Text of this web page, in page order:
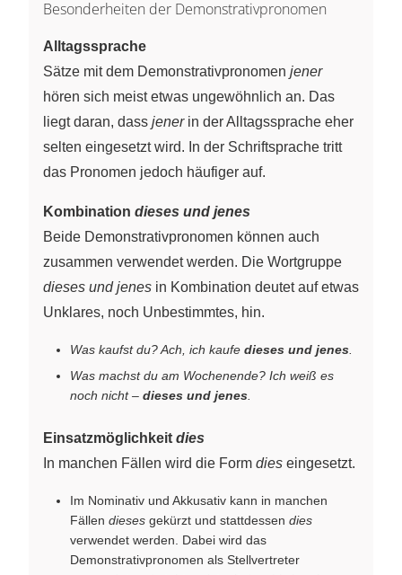
Besonderheiten der Demonstrativpronomen
Alltagssprache
Sätze mit dem Demonstrativpronomen jener
hören sich meist etwas ungewöhnlich an. Das
liegt daran, dass jenerin der Alltagssprache eher
selten eingesetzt wird. In der Schriftsprache tritt
das Pronomen jedoch häufiger auf.
Kombination dieses und jenes
Beide Demonstrativpronomen können auch
zusammen verwendet werden. Die Wortgruppe
dieses und jenes in Kombination deutet auf etwas
Unklares, noch Unbestimmtes, hin.
Was kaufst du? Ach, ich kaufe dieses und jenes
Was machst du am Wochenende? Ich weiß es
noch nicht – dieses und jenes
Einsatzmöglichkeit dies
In manchen Fällen wird die Form dies eingesetzt.
Im Nominativ und Akkusativ kann in manchen
Fällen dieses gekürzt und stattdessen dies
verwendet werden. Dabei wird das
Demonstrativpronomen als Stellvertreter